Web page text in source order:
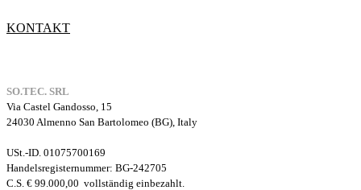
KONTAKT
SO.TEC. SRL
Via Castel Gandosso, 15
24030 Almenno San Bartolomeo (BG), Italy
USt.-ID. 01075700169
Handelsregisternummer: BG-242705
C.S. € 99.000,00 vollständig einbezahlt.